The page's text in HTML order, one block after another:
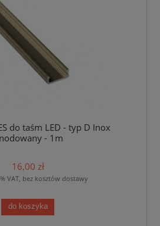
do taśm LED - typ D Inox
- 1m
16,00 zł
VAT, bez kosztów dostawy
do koszyka